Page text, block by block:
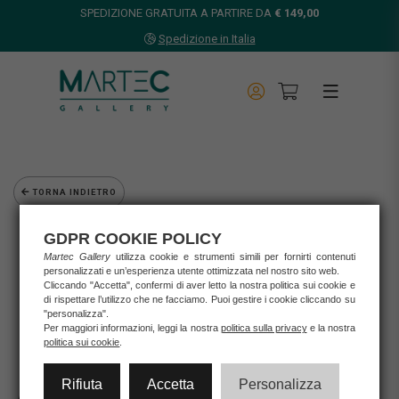
SPEDIZIONE GRATUITA A PARTIRE DA € 149,00
Spedizione in Italia
TORNA INDIETRO
Opere d'arte
Grafica d'autore
Agostini Andrea
ANDREA AGOSTINI - GIUGNO
GDPR COOKIE POLICY
Martec Gallery utilizza cookie e strumenti simili per fornirti contenuti
personalizzati e un’esperienza utente ottimizzata nel nostro sito web.
Cliccando "Accetta", confermi di aver letto la nostra politica sui cookie e
di rispettare l’utilizzo che ne facciamo. Puoi gestire i cookie cliccando su
"personalizza".
Per maggiori informazioni, leggi la nostra politica sulla privacye la nostra
politica sui cookie
Rifiuta Accetta Personalizza